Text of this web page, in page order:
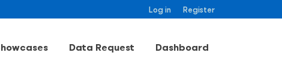
Log in Register
Data Request Dashboard